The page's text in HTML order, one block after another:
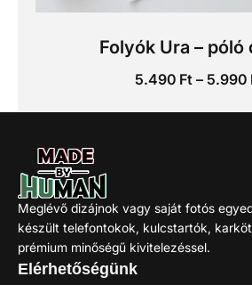
Folyók Ura – póló
5.490 Ft – 5.990
Meglévő dizájnok vagy saját fotós
készült telefontokok, kulcstartók,
prémium minőségű kivitelezéssel.
Elérhetőségünk